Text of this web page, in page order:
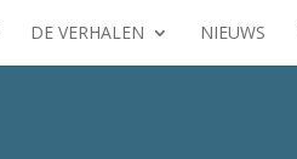
DE VERHALEN NIEUWS